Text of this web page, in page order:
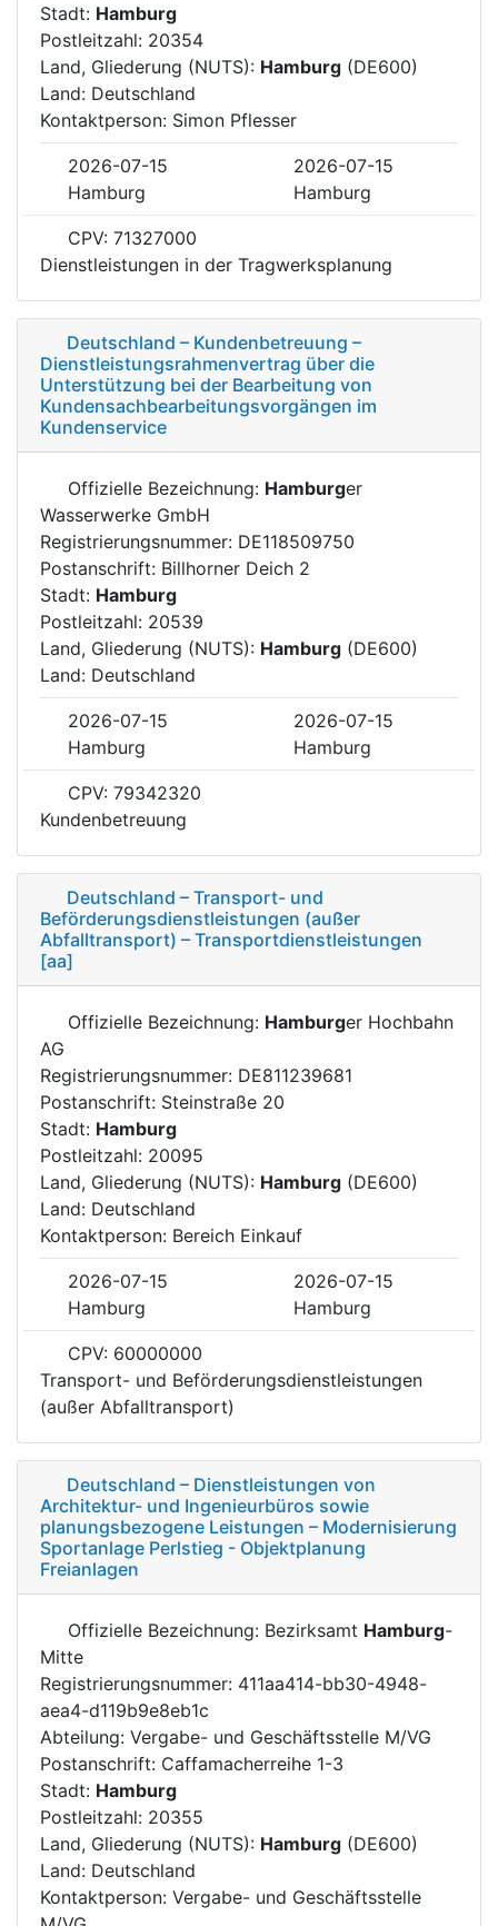
Stadt: Hamburg
Postleitzahl: 20354
Land, Gliederung (NUTS): Hamburg (DE600)
Land: Deutschland
Kontaktperson: Simon Pflesser
2026-07-15
2026-07-15
Hamburg
Hamburg
CPV: 71327000
Dienstleistungen in der Tragwerksplanung
Deutschland – Kundenbetreuung –
Dienstleistungsrahmenvertrag über die
Unterstützung bei der Bearbeitung von
Kundensachbearbeitungsvorgängen im
Kundenservice
Offizielle Bezeichnung: Hamburger
Wasserwerke GmbH
Registrierungsnummer: DE118509750
Postanschrift: Billhorner Deich 2
Stadt: Hamburg
Postleitzahl: 20539
Land, Gliederung (NUTS): Hamburg (DE600)
Land: Deutschland
2026-07-15
2026-07-15
Hamburg
Hamburg
CPV: 79342320
Kundenbetreuung
Deutschland – Transport- und
Beförderungsdienstleistungen (außer
Abfalltransport) – Transportdienstleistungen
[aa]
Offizielle Bezeichnung: Hamburger Hochbahn
AG
Registrierungsnummer: DE811239681
Postanschrift: Steinstraße 20
Stadt: Hamburg
Postleitzahl: 20095
Land, Gliederung (NUTS): Hamburg (DE600)
Land: Deutschland
Kontaktperson: Bereich Einkauf
2026-07-15
2026-07-15
Hamburg
Hamburg
CPV: 60000000
Transport- und Beförderungsdienstleistungen
(außer Abfalltransport)
Deutschland – Dienstleistungen von
Architektur- und Ingenieurbüros sowie
planungsbezogene Leistungen – Modernisierung
Sportanlage Perlstieg - Objektplanung
Freianlagen
Offizielle Bezeichnung: Bezirksamt Hamburg-
Mitte
Registrierungsnummer: 411aa414-bb30-4948-
aea4-d119b9e8eb1c
Abteilung: Vergabe- und Geschäftsstelle M/VG
Postanschrift: Caffamacherreihe 1-3
Stadt: Hamburg
Postleitzahl: 20355
Land, Gliederung (NUTS): Hamburg (DE600)
Land: Deutschland
Kontaktperson: Vergabe- und Geschäftsstelle